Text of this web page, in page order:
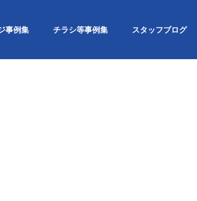
事例集 チラシ等事例集 スタッフブログ